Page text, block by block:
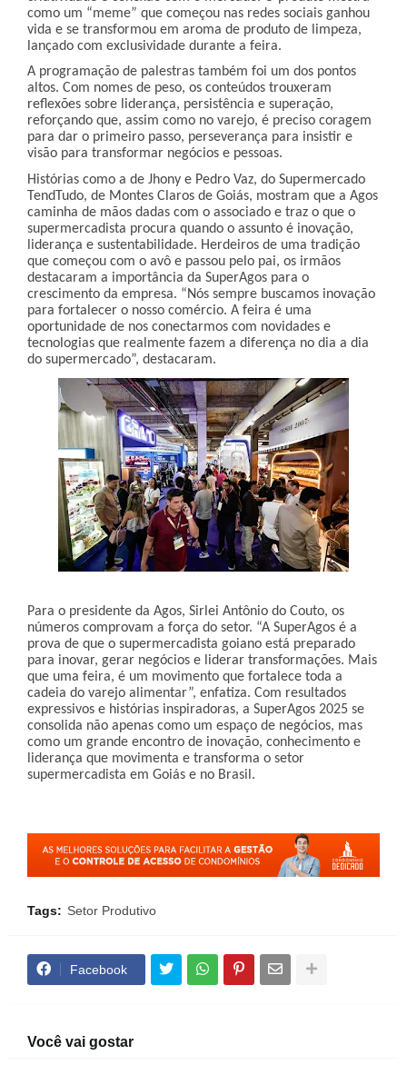
como um “meme” que começou nas redes sociais ganhou
vida e se transformou em aroma de produto de limpeza,
lançado com exclusividade durante a feira.
A programação de palestras também foi um dos pontos
altos. Com nomes de peso, os conteúdos trouxeram
reflexões sobre liderança, persistência e superação,
reforçando que, assim como no varejo, é preciso coragem
para dar o primeiro passo, perseverança para insistir e
visão para transformar negócios e pessoas.
Histórias como a de Jhony e Pedro Vaz, do Supermercado
TendTudo, de Montes Claros de Goiás, mostram que a Agos
caminha de mãos dadas com o associado e traz o que o
supermercadista procura quando o assunto é inovação,
liderança e sustentabilidade. Herdeiros de uma tradição
que começou com o avô e passou pelo pai, os irmãos
destacaram a importância da SuperAgos para o
crescimento da empresa. “Nós sempre buscamos inovação
para fortalecer o nosso comércio. A feira é uma
oportunidade de nos conectarmos com novidades e
tecnologias que realmente fazem a diferença no dia a dia
do supermercado”, destacaram.
Para o presidente da Agos, Sirlei Antônio do Couto, os
números comprovam a força do setor. “A SuperAgos é a
prova de que o supermercadista goiano está preparado
para inovar, gerar negócios e liderar transformações. Mais
que uma feira, é um movimento que fortalece toda a
cadeia do varejo alimentar”, enfatiza. Com resultados
expressivos e histórias inspiradoras, a SuperAgos 2025 se
consolida não apenas como um espaço de negócios, mas
como um grande encontro de inovação, conhecimento e
liderança que movimenta e transforma o setor
supermercadista em Goiás e no Brasil.
Tags: Setor Produtivo
Facebook
Você vai gostar